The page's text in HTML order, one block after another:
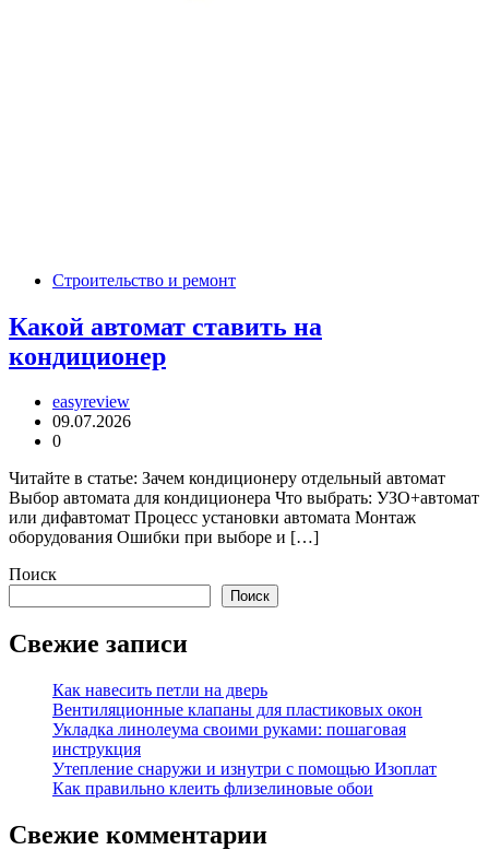
Строительство и ремонт
Какой автомат ставить на
кондиционер
easyreview
09.07.2026
0
Читайте в статье: Зачем кондиционеру отдельный автомат
Выбор автомата для кондиционера Что выбрать: УЗО+автомат
или дифавтомат Процесс установки автомата Монтаж
оборудования Ошибки при выборе и […]
Поиск
Поиск
Свежие записи
Как навесить петли на дверь
Вентиляционные клапаны для пластиковых окон
Укладка линолеума своими руками: пошаговая
инструкция
Утепление снаружи и изнутри с помощью Изоплат
Как правильно клеить флизелиновые обои
Свежие комментарии